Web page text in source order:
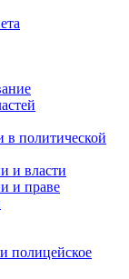
в политической
и власти
и праве
полицейское